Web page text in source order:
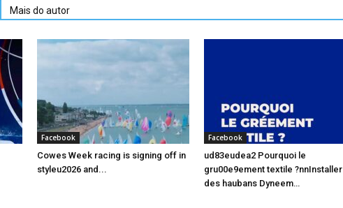
Mais do autor
Facebook
Cowes Week racing is signing off in
styleu2026 and...
Facebook
ud83eudea2 Pourquoi le
gru00e9ement textile ?nnInstaller
des haubans Dyneem…